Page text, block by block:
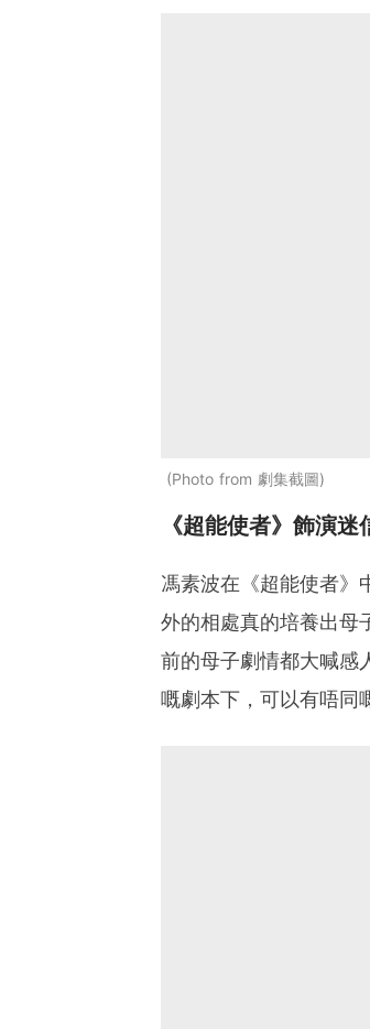
Photo from 劇集截圖
《超能使者》飾演迷
馮素波在《超能使者》
外的相處真的培養出母
前的母子劇情都大喊感
嘅劇本下，可以有唔同